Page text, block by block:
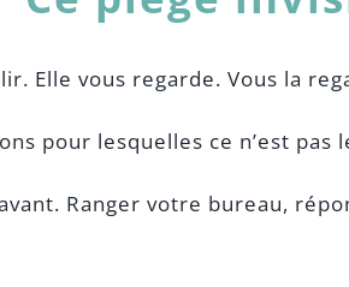
Elle vous regarde. Vous la
pour lesquelles ce n’est pas
Ranger votre bureau,